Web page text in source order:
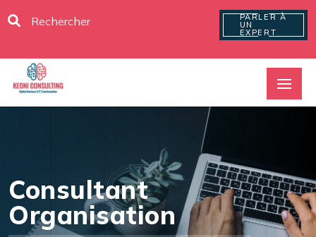
PARLER À
UN
EXPERT
Consultant
Organisation